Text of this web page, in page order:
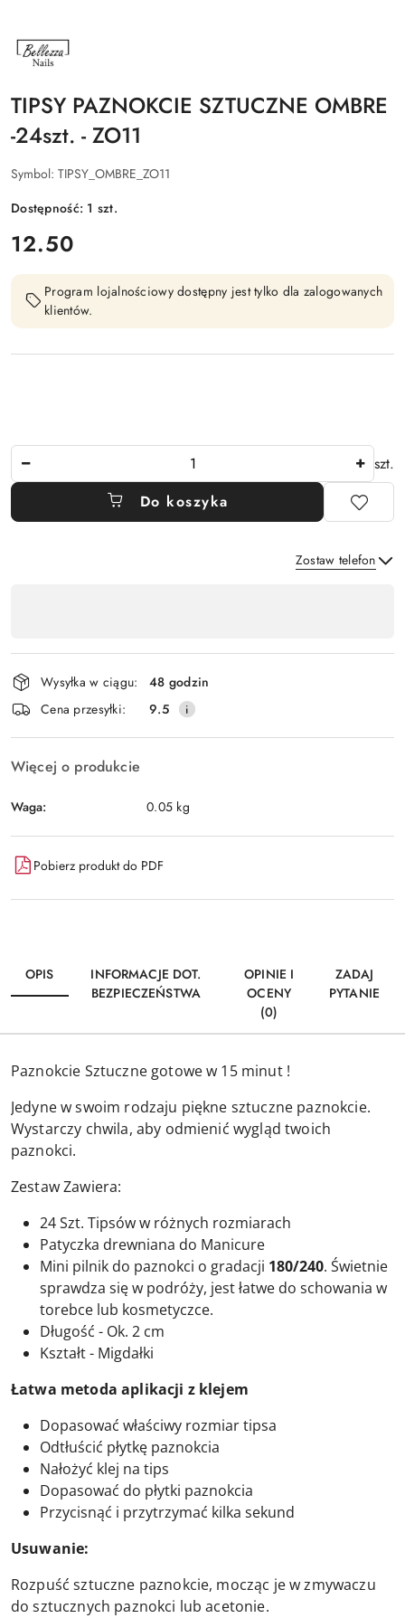
NAZWA
PRODUCENTA:
BELLEZZA
TIPSY PAZNOKCIE SZTUCZNE OMBRE
-24szt. - ZO11
Symbol: TIPSY_OMBRE_ZO11
Dostępność: 1 szt.
cena:
12.50
Program lojalnościowy dostępny jest tylko dla zalogowanych
klientów.
szt.
Do koszyka
Zostaw telefon
płatność
i
dostawa
Wysyłka w ciągu:
48 godzin
Cena przesyłki:
9.5
Więcej o produkcie
Waga: 0.05 kg
Pobierz produkt do PDF
OPIS
INFORMACJE DOT.
BEZPIECZEŃSTWA
OPINIE I
OCENY
(0)
ZADAJ
PYTANIE
Paznokcie Sztuczne gotowe w 15 minut !
Jedyne w swoim rodzaju piękne sztuczne paznokcie.
Wystarczy chwila, aby odmienić wygląd twoich
paznokci.
Zestaw Zawiera:
24 Szt. Tipsów w różnych rozmiarach
Patyczka drewniana do Manicure
Mini pilnik do paznokci o gradacji 180/240. Świetnie
sprawdza się w podróży, jest łatwe do schowania w
torebce lub kosmetyczce.
Długość - Ok. 2 cm
Kształt - Migdałki
Łatwa metoda aplikacji z klejem
Dopasować właściwy rozmiar tipsa
Odtłuścić płytkę paznokcia
Nałożyć klej na tips
Dopasować do płytki paznokcia
Przycisnąć i przytrzymać kilka sekund
Usuwanie:
Rozpuść sztuczne paznokcie, mocząc je w zmywaczu
do sztucznych paznokci lub acetonie.